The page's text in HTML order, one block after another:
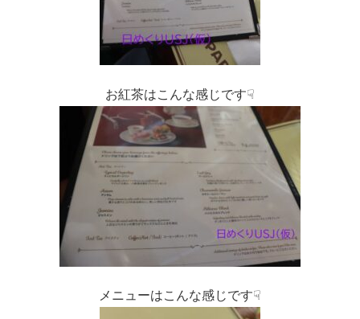
お紅茶はこんな感じです☟
メニューはこんな感じです☟